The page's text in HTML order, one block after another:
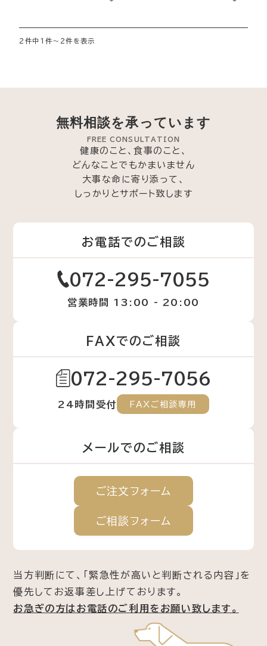
2件中1件～2件を表示
無料相談を承っています
FREE CONSULTATION
健康のこと、食事のこと、
どんなことでもかまいません
大事な命に寄り添って、
しっかりとサポート致します
お電話でのご相談
072-295-7055
営業時間 13:00 - 20:00
FAXでのご相談
072-295-7056
24時間受付 FAXご相談専用
メールでのご相談
ご注文フォーム
ご相談フォーム
当方判断にて、「緊急性が高いと判断される内容」を
優先してお返事差し上げております。
お急ぎの方はお電話のご利用をお願い致します。